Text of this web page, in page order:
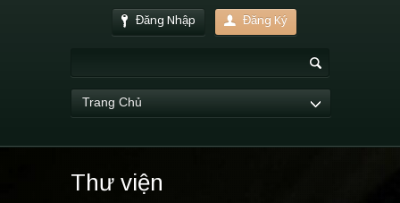
Đăng Nhập Đăng Ký
Trang Chủ
Thư viện